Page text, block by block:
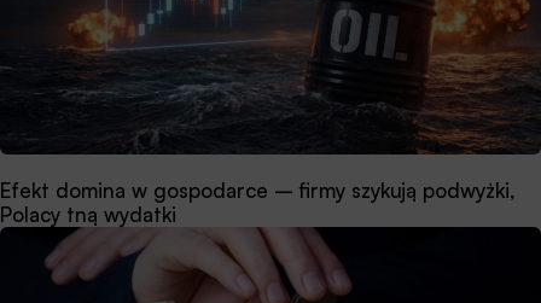
Efekt domina w gospodarce – firmy szykują podwyżki,
Polacy tną wydatki